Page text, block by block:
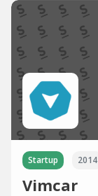
Startup 2014
Vimcar